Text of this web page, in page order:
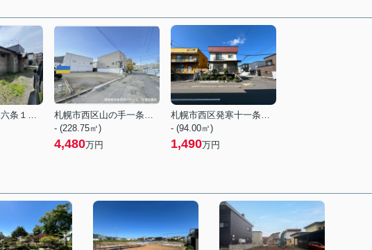
札幌市西区発寒六条１４丁目
札幌市西区山の手一条９丁目
- (228.75㎡)
4,480万円
札幌市西区発寒十一条５丁目
- (94.00㎡)
1,490万円